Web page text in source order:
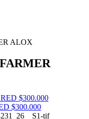
ALOX
$300.000
$300.000